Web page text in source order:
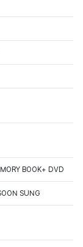
BOOK+ DVD
SUNG